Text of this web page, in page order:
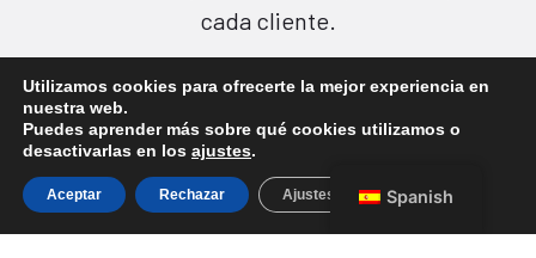
cada cliente.
Pinturas Tienda online
Spanish
Utilizamos cookies para ofrecerte la mejor experiencia en
nuestra web.
Puedes aprender más sobre qué cookies utilizamos o
desactivarlas en los ajustes.
Aceptar Rechazar Ajustes